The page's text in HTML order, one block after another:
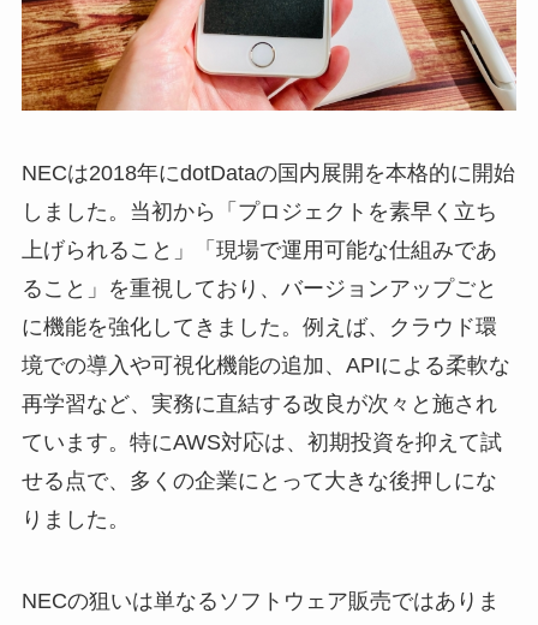
NECは2018年にdotDataの国内展開を本格的に開始
しました。当初から「プロジェクトを素早く立ち
上げられること」「現場で運用可能な仕組みであ
ること」を重視しており、バージョンアップごと
に機能を強化してきました。例えば、クラウド環
境での導入や可視化機能の追加、APIによる柔軟な
再学習など、実務に直結する改良が次々と施され
ています。特にAWS対応は、初期投資を抑えて試
せる点で、多くの企業にとって大きな後押しにな
りました。
NECの狙いは単なるソフトウェア販売ではありま